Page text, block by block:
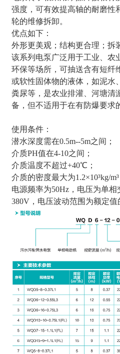
强度，可有效提高轴的耐磨性
轮的维修拆卸。
优点如下：
外形更美观；结构更合理；拆
该系列电泵广泛用于工业、农
环保等场所，可抽送含有短纤
或软性固体物的液体，如泥水
粪尿等，是农业排灌、河塘清
备，但不适用于在有防爆要求
使用条件：
潜水深度需在0.5m--5m之间；
介质PH值在4-10之间；
介质温度不超过+40℃；
介质的密度最大为1.2×10³kg/m³
电源频率为50Hz，电压为单
380V，电压波动范围为额定值